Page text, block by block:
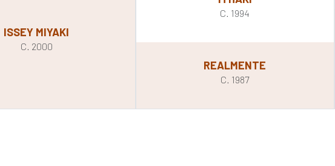
ISSEY MIYAKI
C. 2000
C. 1994
REALMENTE
C. 1987